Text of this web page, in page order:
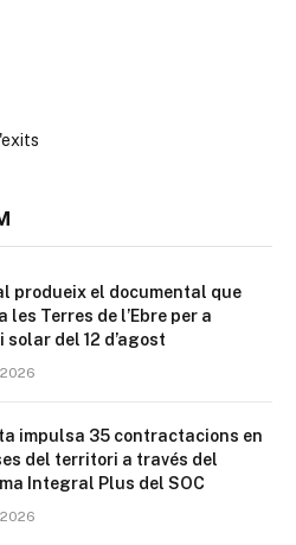
produeix el documental que
les Terres de l’Ebre per a
solar del 12 d’agost
impulsa 35 contractacions en
del territori a través del
Integral Plus del SOC